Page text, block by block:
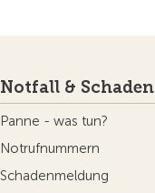
Notfall & Schaden
Panne - was tun?
Notrufnummern
Schadenmeldung